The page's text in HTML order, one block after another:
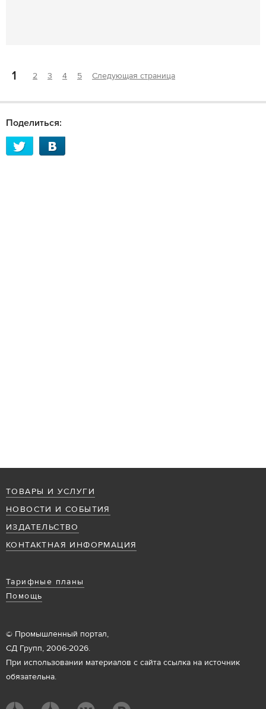
1 2 3 4 5 Следующая страница
Поделиться:
ТОВАРЫ И УСЛУГИ
НОВОСТИ И СОБЫТИЯ
ИЗДАТЕЛЬСТВО
КОНТАКТНАЯ ИНФОРМАЦИЯ
Тарифные планы
Помощь
© Промышленный портал,
СД Групп, 2006-2026.
При использовании материалов с сайта ссылка на источник
обязательна.